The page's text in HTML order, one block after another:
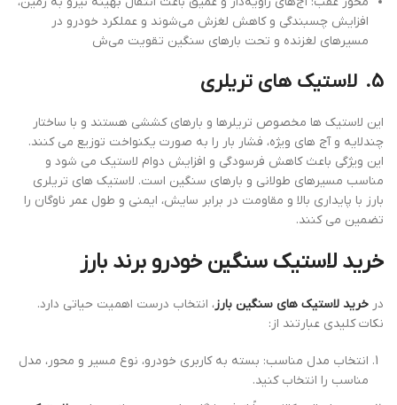
افزایش چسبندگی و کاهش لغزش می‌شوند و عملکرد خودرو در
مسیرهای لغزنده و تحت بارهای سنگین تقویت می‌ش
5. لاستیک‌ های تریلری
این لاستیک‌ ها مخصوص تریلرها و بارهای کششی هستند و با ساختار
چندلایه و آج‌ های ویژه، فشار بار را به صورت یکنواخت توزیع می ‌کنند.
این ویژگی باعث کاهش فرسودگی و افزایش دوام لاستیک می ‌شود و
مناسب مسیرهای طولانی و بارهای سنگین است. لاستیک ‌های تریلری
بارز با پایداری بالا و مقاومت در برابر سایش، ایمنی و طول عمر ناوگان را
تضمین می‌ کنند.
خرید لاستیک سنگین خودرو برند بارز
در خرید لاستیک‌ های سنگین بارز، انتخاب درست اهمیت حیاتی دارد.
نکات کلیدی عبارتند از:
انتخاب مدل مناسب: بسته به کاربری خودرو، نوع مسیر و محور، مدل
مناسب را انتخاب کنید.